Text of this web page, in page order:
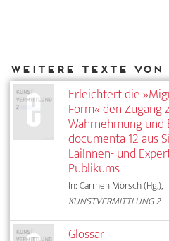
Erleichtert die
Form« den Zugang
Wahrnehmung
documenta 12 aus
LaiInnen- und
Publikums
In: Carmen Mörsch (Hg.),
KUNSTVERMITTLUNG 2
Glossar